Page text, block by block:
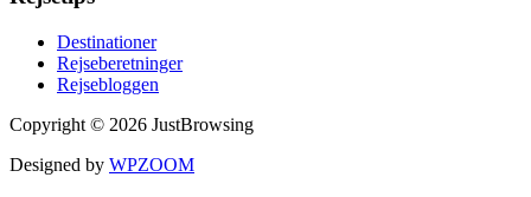
Destinationer
Rejseberetninger
Rejsebloggen
Copyright © 2026 JustBrowsing
Designed by WPZOOM